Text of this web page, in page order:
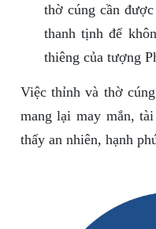
thờ cúng cần
thanh tịnh để
thiêng của tượng
Việc thỉnh và thờ
mang lại may mắn,
thấy an nhiên, hạnh